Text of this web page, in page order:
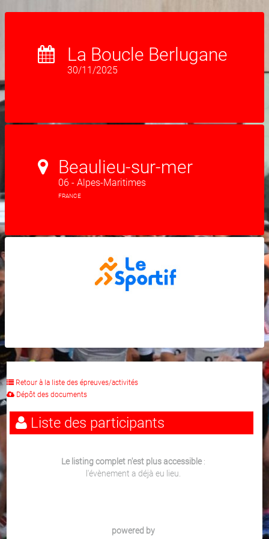
La Boucle Berlugane
30/11/2025
Beaulieu-sur-mer
06 - Alpes-Maritimes
FRANCE
Retour à la liste des épreuves/activités
Dépôt des documents
Liste des participants
Le listing complet n'est plus accessible:
l'évènement a déjà eu lieu.
powered by